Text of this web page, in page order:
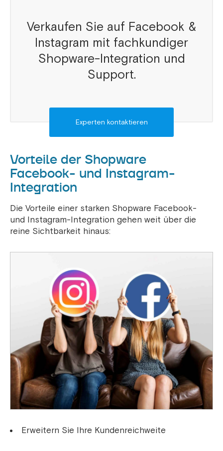
Verkaufen Sie auf Facebook &
Instagram mit fachkundiger
Shopware-Integration und
Support.
Experten kontaktieren
Vorteile der Shopware
Facebook- und Instagram-
Integration
Die Vorteile einer starken Shopware Facebook-
und Instagram-Integration gehen weit über die
reine Sichtbarkeit hinaus:
Erweitern Sie Ihre Kundenreichweite